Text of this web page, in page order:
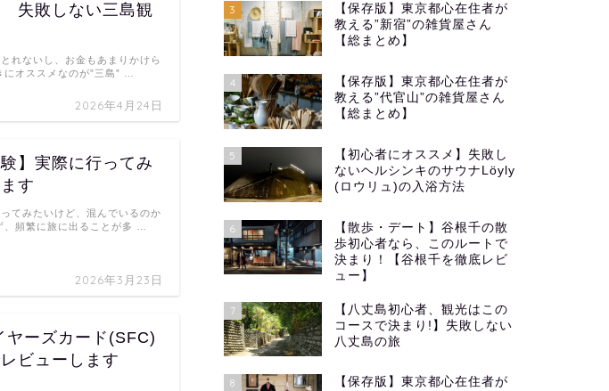
失敗しない三島観
2026年4月24日
れないし、お金もあまりかけら
オススメなのが”三島” …
】実際に行ってみ
す
2026年3月23日
てみたいけど、混んでいるのか
頻繁に旅に出ることが多 …
ヤーズカード(SFC)
ビューします
3
【保存版】東京都心在住者が
教える”新宿”の雑貨屋さん
【総まとめ】
4
【保存版】東京都心在住者が
教える”代官山”の雑貨屋さん
【総まとめ】
5
【初心者にオススメ】失敗し
ないヘルシンキのサウナLöyly
(ロウリュ)の入浴方法
6
【散歩・デート】谷根千の散
歩初心者なら、このルートで
決まり！【谷根千を徹底レビ
ュー】
7
【八丈島初心者、観光はこの
コースで決まり!】失敗しない
八丈島の旅
8
【保存版】東京都心在住者が